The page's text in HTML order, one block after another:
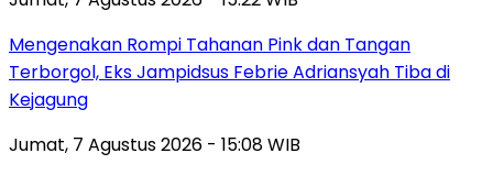
Mengenakan Rompi Tahanan Pink dan Tangan
Terborgol, Eks Jampidsus Febrie Adriansyah Tiba di
Kejagung
Jumat, 7 Agustus 2026 - 15:08 WIB